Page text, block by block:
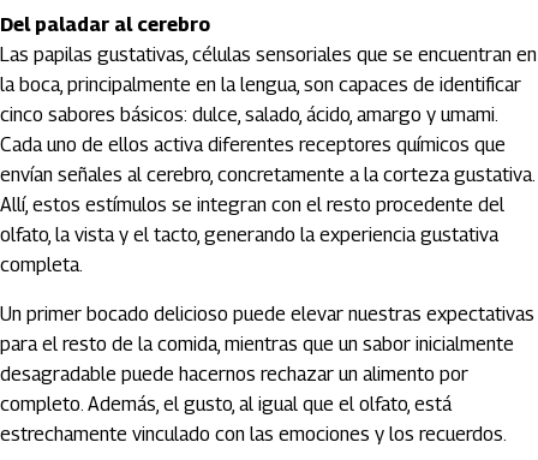
Del paladar al cerebro
Las papilas gustativas, células sensoriales que se encuentran en
la boca, principalmente en la lengua, son capaces de identificar
cinco sabores básicos: dulce, salado, ácido, amargo y umami.
Cada uno de ellos activa diferentes receptores químicos que
envían señales al cerebro, concretamente a la corteza gustativa.
Allí, estos estímulos se integran con el resto procedente del
olfato, la vista y el tacto, generando la experiencia gustativa
completa.
Un primer bocado delicioso puede elevar nuestras expectativas
para el resto de la comida, mientras que un sabor inicialmente
desagradable puede hacernos rechazar un alimento por
completo. Además, el gusto, al igual que el olfato, está
estrechamente vinculado con las emociones y los recuerdos.